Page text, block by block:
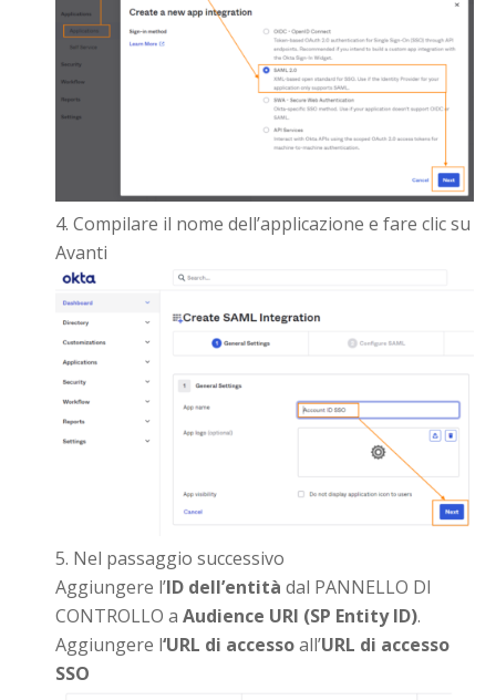
Compilare il nome dell’applicazione e fare clic su
Avanti
Nel passaggio successivo
Aggiungere l’ID dell’entità dal PANNELLO DI
CONTROLLO a Audience URI (SP Entity ID).
Aggiungere l‘URL di accessoall’URL di accesso
SSO